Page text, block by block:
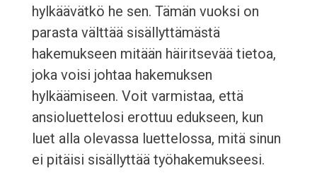
hylkäävätkö he sen. Tämän vuoksi on
parasta välttää sisällyttämästä
hakemukseen mitään häiritsevää tietoa,
joka voisi johtaa hakemuksen
hylkäämiseen. Voit varmistaa, että
ansioluettelosi erottuu edukseen, kun
luet alla olevassa luettelossa, mitä sinun
ei pitäisi sisällyttää työhakemukseesi.